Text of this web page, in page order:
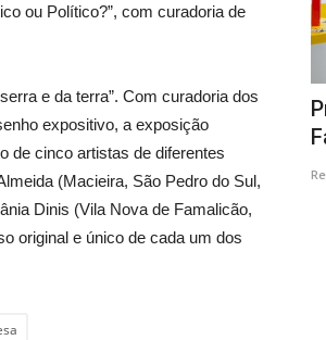
ou Político?”, com curadoria de
e da terra”. Com curadoria dos
expositivo, a exposição
de cinco artistas de diferentes
(Macieira, São Pedro do Sul,
Dinis (Vila Nova de Famalicão,
original e único de cada um dos
PT, volume 1
Ago 1, 2016 3025